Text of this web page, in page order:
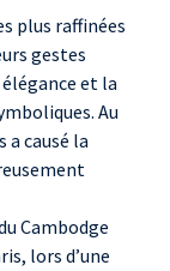
plus raffinées
gestes
et la
Au
a causé la
Cambodge
lors d’une